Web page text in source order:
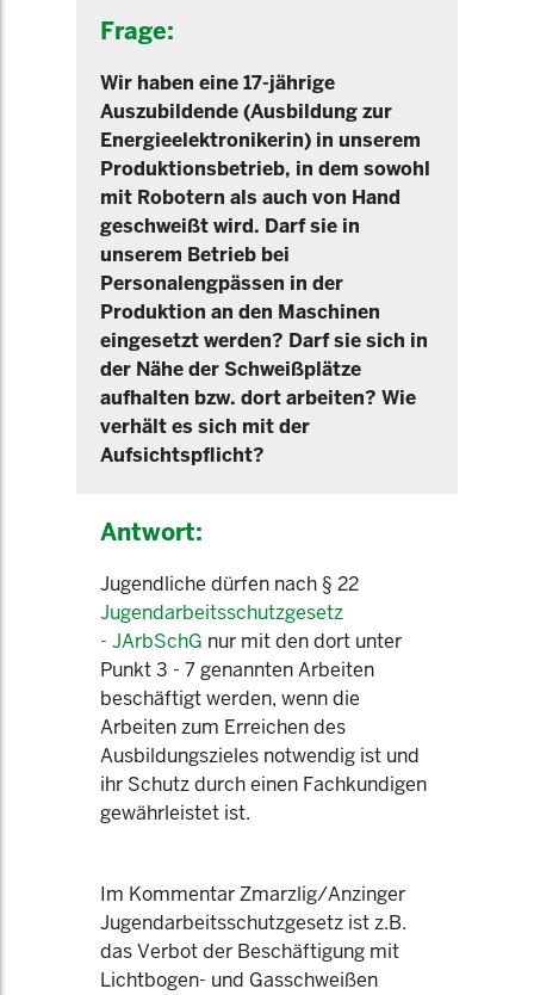
Frage:
Wir haben eine 17-jährige
Auszubildende (Ausbildung zur
Energieelektronikerin) in unserem
Produktionsbetrieb, in dem sowohl
mit Robotern als auch von Hand
geschweißt wird. Darf sie in
unserem Betrieb bei
Personalengpässen in der
Produktion an den Maschinen
eingesetzt werden? Darf sie sich in
der Nähe der Schweißplätze
aufhalten bzw. dort arbeiten? Wie
verhält es sich mit der
Aufsichtspflicht?
Antwort:
Jugendliche dürfen nach § 22
Jugendarbeitsschutzgesetz
- JArbSchG nur mit den dort unter
Punkt 3 - 7 genannten Arbeiten
beschäftigt werden, wenn die
Arbeiten zum Erreichen des
Ausbildungszieles notwendig ist und
ihr Schutz durch einen Fachkundigen
gewährleistet ist.
Im Kommentar Zmarzlig/Anzinger
Jugendarbeitsschutzgesetz ist z.B.
das Verbot der Beschäftigung mit
Lichtbogen- und Gasschweißen